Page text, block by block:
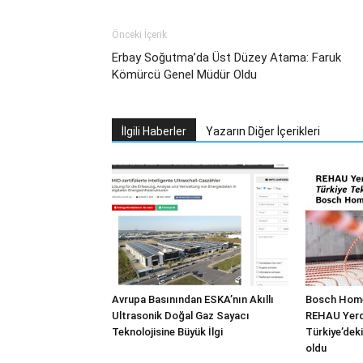
Önceki İçerik
Erbay Soğutma’da Üst Düzey Atama: Faruk
Kömürcü Genel Müdür Oldu
İlgili Haberler Yazarın Diğer İçerikleri
Avrupa Basınından ESKA’nın Akıllı
Ultrasonik Doğal Gaz Sayacı
Teknolojisine Büyük İlgi
Bosch
REHAU
oldu